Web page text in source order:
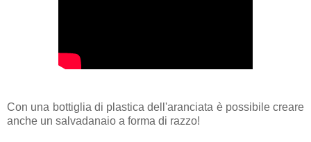
Con una bottiglia di plastica dell'aranciata è possibile creare
anche un salvadanaio a forma di razzo!